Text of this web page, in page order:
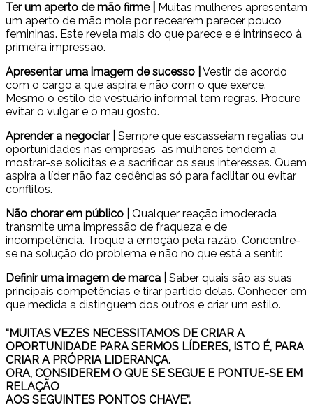
Ter um aperto de mão firme |
Muitas mulheres apresentam
um aperto de mão mole por recearem parecer pouco
femininas. Este revela mais do que parece e é intrínseco à
primeira impressão.
Apresentar uma imagem de sucesso | Vestir de acordo
com o cargo a que aspira e não com o que exerce.
Mesmo o estilo de vestuário informal tem regras. Procure
evitar o vulgar e o mau gosto.
Aprender a negociar | Sempre que escasseiam regalias ou
oportunidades nas empresas as mulheres tendem a
mostrar-se solícitas e a sacrificar os seus interesses. Quem
aspira a líder não faz cedências só para facilitar ou evitar
conflitos.
Não chorar em público |
Qualquer reação imoderada
transmite uma impressão de fraqueza e de
incompetência. Troque a emoção pela razão. Concentre-
se na solução do problema e não no que está a sentir.
Definir uma imagem de marca |
Saber quais são as suas
principais competências e tirar partido delas. Conhecer em
que medida a distinguem dos outros e criar um estilo.
“MUITAS VEZES NECESSITAMOS DE CRIAR A
OPORTUNIDADE PARA SERMOS LÍDERES, ISTO É, PARA
CRIAR A PRÓPRIA LIDERANÇA.
ORA, CONSIDEREM O QUE SE SEGUE E PONTUE-SE EM
RELAÇÃO
AOS SEGUINTES PONTOS CHAVE”.